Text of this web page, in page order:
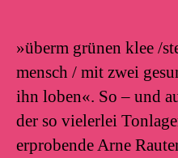
»überm grünen klee /
mensch / mit zwei
ihn loben«. So – und
der so vielerlei
erprobende Arne